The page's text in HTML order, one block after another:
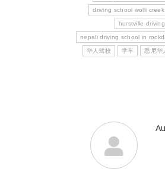
driving school wolli creek
hurstville
nepali driving school in
华人驾校 学车 悉尼华